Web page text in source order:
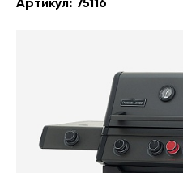
Артикул: 75116